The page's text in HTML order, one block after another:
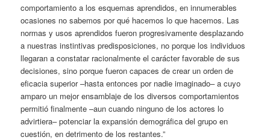
comportamiento a los esquemas aprendidos, en innumerables
ocasiones no sabemos por qué hacemos lo que hacemos. Las
normas y usos aprendidos fueron progresivamente desplazando
a nuestras instintivas predisposiciones, no porque los individuos
llegaran a constatar racionalmente el carácter favorable de sus
decisiones, sino porque fueron capaces de crear un orden de
eficacia superior –hasta entonces por nadie imaginado– a cuyo
amparo un mejor ensamblaje de los diversos comportamientos
permitió finalmente –aun cuando ninguno de los actores lo
advirtiera– potenciar la expansión demográfica del grupo en
cuestión, en detrimento de los restantes.”